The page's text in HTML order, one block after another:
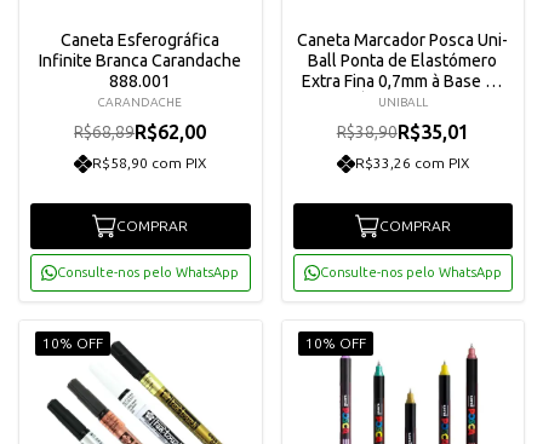
Caneta Esferográfica
Infinite Branca Carandache
888.001
CARANDACHE
R$68,89R$62,00
R$58,90 com PIX
COMPRAR
Consulte-nos pelo WhatsApp
Caneta Marcador Posca Uni-
Ball Ponta de Elastómero
Extra Fina 0,7mm à Base de
Água PC-1M
UNIBALL
R$38,90R$35,01
R$33,26 com PIX
COMPRAR
Consulte-nos pelo WhatsApp
10% OFF 10% OFF